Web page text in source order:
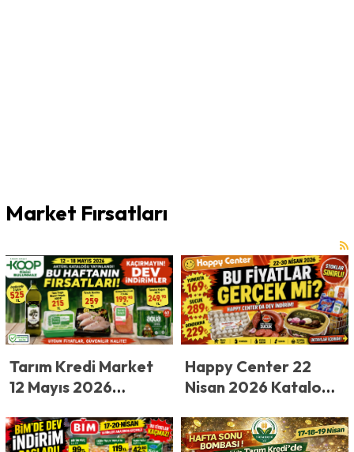
Market Fırsatları
Tarım Kredi Market
12 Mayıs 2026
Tarım Kredi
Happy Center 22
Nisan 2026 Kataloğu
Center’dan Dev